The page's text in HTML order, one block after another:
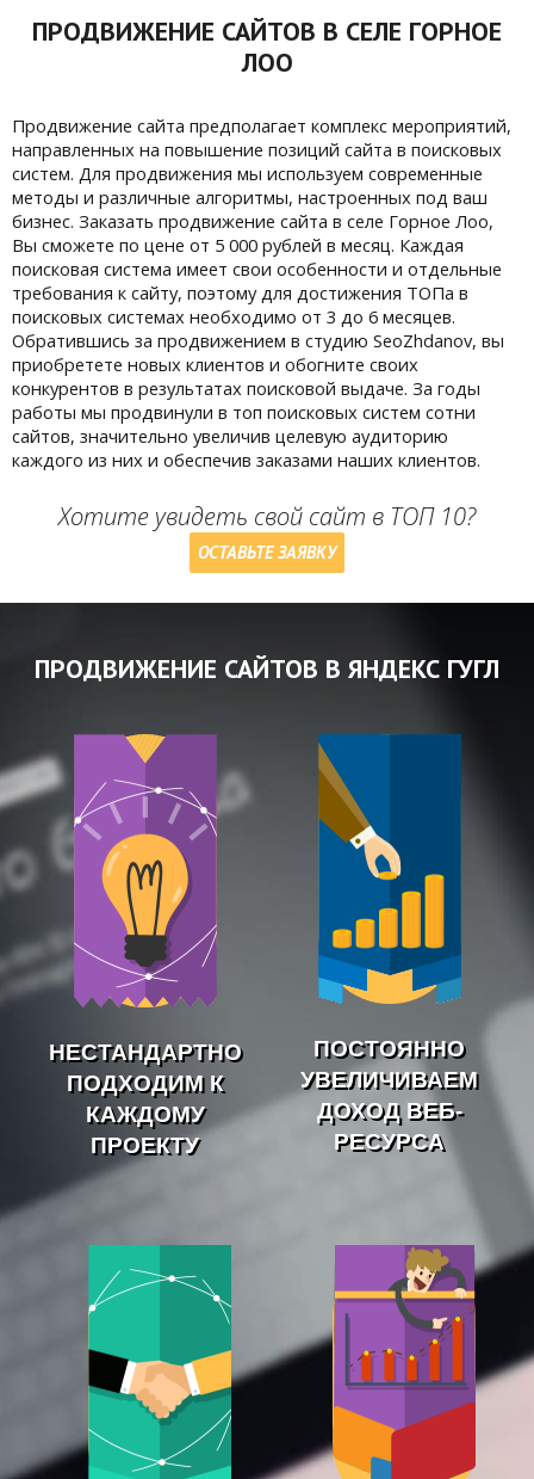
ПРОДВИЖЕНИЕ САЙТОВ В СЕЛЕ ГОРНОЕ
ЛОО
Продвижение сайта предполагает комплекс мероприятий,
направленных на повышение позиций сайта в поисковых
систем. Для продвижения мы используем современные
методы и различные алгоритмы, настроенных под ваш
бизнес. Заказать продвижение сайта в селе Горное Лоо,
Вы сможете по цене от 5 000 рублей в месяц. Каждая
поисковая система имеет свои особенности и отдельные
требования к сайту, поэтому для достижения ТОПа в
поисковых системах необходимо от 3 до 6 месяцев.
Обратившись за продвижением в студию SeoZhdanov, вы
приобретете новых клиентов и обогните своих
конкурентов в результатах поисковой выдаче. За годы
работы мы продвинули в топ поисковых систем сотни
сайтов, значительно увеличив целевую аудиторию
каждого из них и обеспечив заказами наших клиентов.
Хотите увидеть свой сайт в ТОП 10?
ОСТАВЬТЕ ЗАЯВКУ
ПРОДВИЖЕНИЕ САЙТОВ В ЯНДЕКС ГУГЛ
НЕСТАНДАРТНО
ПОДХОДИМ К
КАЖДОМУ
ПРОЕКТУ
ПОСТОЯННО
УВЕЛИЧИВАЕМ
ДОХОД ВЕБ-
РЕСУРСА